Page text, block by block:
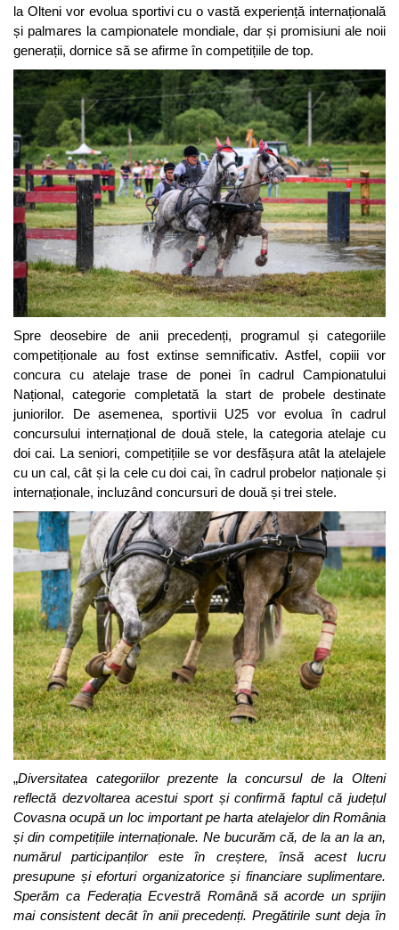
la Olteni vor evolua sportivi cu o vastă experiență internațională
și palmares la campionatele mondiale, dar și promisiuni ale noii
generații, dornice să se afirme în competițiile de top.
Spre deosebire de anii precedenți, programul și categoriile
competiționale au fost extinse semnificativ. Astfel, copiii vor
concura cu atelaje trase de ponei în cadrul Campionatului
Național, categorie completată la start de probele destinate
juniorilor. De asemenea, sportivii U25 vor evolua în cadrul
concursului internațional de două stele, la categoria atelaje cu
doi cai. La seniori, competițiile se vor desfășura atât la atelajele
cu un cal, cât și la cele cu doi cai, în cadrul probelor naționale și
internaționale, incluzând concursuri de două și trei stele.
„Diversitatea categoriilor prezente la concursul de la Olteni
reflectă dezvoltarea acestui sport și confirmă faptul că județul
Covasna ocupă un loc important pe harta atelajelor din România
și din competițiile internaționale. Ne bucurăm că, de la an la an,
numărul participanților este în creștere, însă acest lucru
presupune și eforturi organizatorice și financiare suplimentare.
Sperăm ca Federația Ecvestră Română să acorde un sprijin
mai consistent decât în anii precedenți. Pregătirile sunt deja în